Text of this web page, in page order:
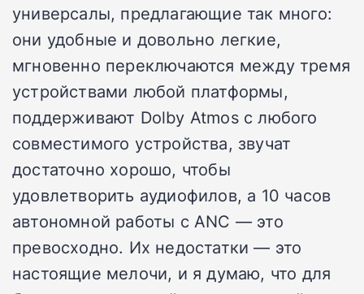
универсалы, предлагающие так много:
они удобные и довольно легкие,
мгновенно переключаются между тремя
устройствами любой платформы,
поддерживают Dolby Atmos с любого
совместимого устройства, звучат
достаточно хорошо, чтобы
удовлетворить аудиофилов, а 10 часов
автономной работы с ANC — это
превосходно. Их недостатки — это
настоящие мелочи, и я думаю, что для